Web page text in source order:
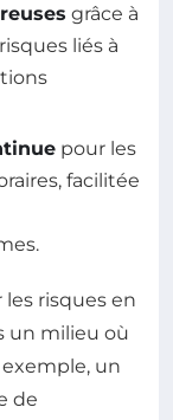
grâce à
liés à
pour les
facilitée
risques en
un milieu où
un
de